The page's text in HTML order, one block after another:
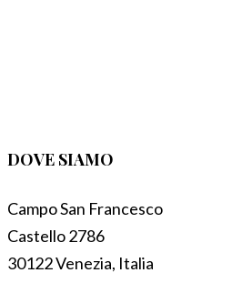
DOVE SIAMO
Campo San Francesco
Castello 2786
30122 Venezia, Italia